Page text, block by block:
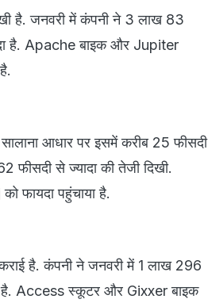
है. जनवरी में कंपनी ने 3 लाख 83
है. Apache बाइक और Jupiter
आधार पर इसमें करीब 25 फीसदी
फीसदी से ज्यादा की तेजी दिखी.
फायदा पहुंचाया है.
है. कंपनी ने जनवरी में 1 लाख 296
है. Access स्कूटर और Gixxer बाइक